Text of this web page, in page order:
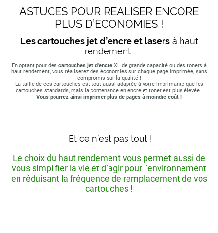
ASTUCES POUR REALISER ENCORE
PLUS D’ECONOMIES !
Les cartouches jet d’encre et lasersà haut
rendement
En optant pour des cartouches jet d'encreXL de grande capacité ou des toners à
haut rendement, vous réaliserez des économies sur chaque page imprimée, sans
compromis sur la qualité !
La taille de ces cartouches est tout aussi adaptée à votre imprimante que les
cartouches standards, mais la contenance en encre et toner est plus élevée.
Vous pourrez ainsi imprimer plus de pages à moindre coût !
Et ce n’est pas tout !
Le choix du haut rendement vous permet aussi de
vous simplifier la vie et d’agir pour l’environnement
en réduisant la fréquence de remplacement de vos
cartouches !